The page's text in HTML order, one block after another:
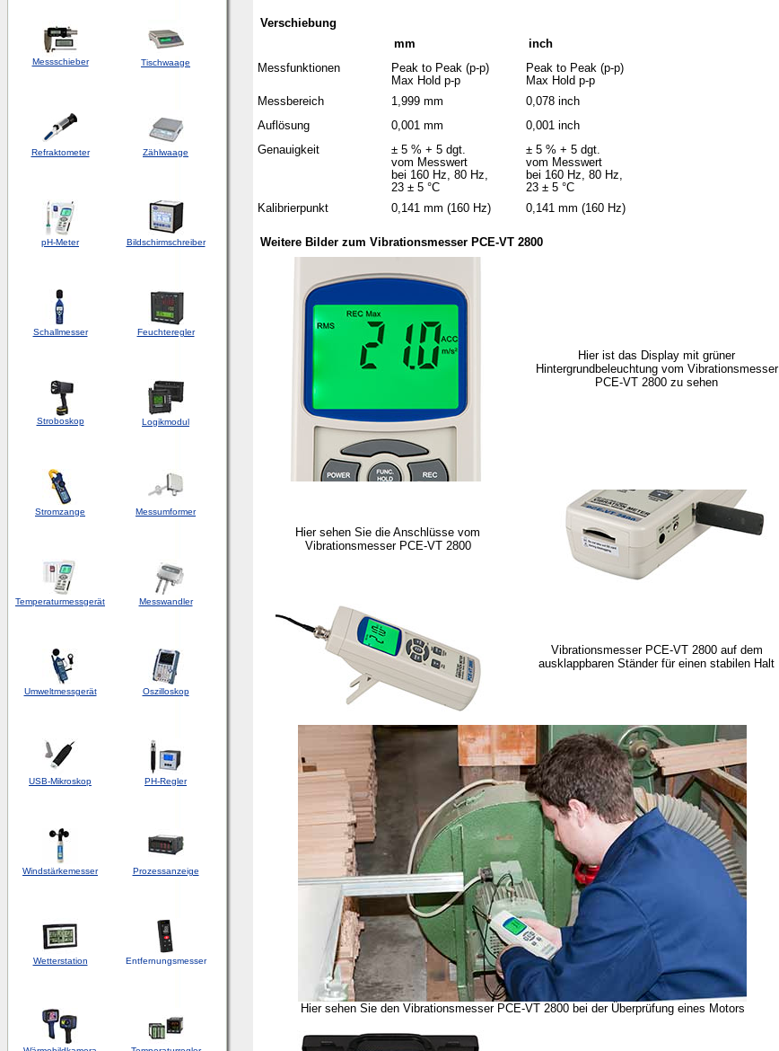
Messschieber Tischwaage
Refraktometer Zählwaage
pH-Meter Bildschirmschreiber
Schallmesser Feuchteregler
Stroboskop Logikmodul
Stromzange Messumformer
Temperaturmessgerät Messwandler
Umweltmessgerät Oszilloskop
USB-Mikroskop PH-Regler
Windstärkemesser Prozessanzeige
Wetterstation Entfernungsmesser
Verschiebung
mm
inch
Messfunktionen
Peak to Peak (p-p)
Max Hold p-p
Peak to Peak (p-p)
Max Hold p-p
Messbereich
1,999 mm
0,078 inch
Auflösung
0,001 mm
0,001 inch
Genauigkeit
± 5 % + 5 dgt.
vom Messwert
bei 160 Hz, 80 Hz,
23 ± 5 °C
± 5 % + 5 dgt.
vom Messwert
bei 160 Hz, 80 Hz,
23 ± 5 °C
Kalibrierpunkt
0,141 mm (160 Hz) 0,141 mm (160 Hz)
Weitere Bilder zum Vibrationsmesser PCE-VT 2800
Hier ist das Display mit grüner
Hintergrundbeleuchtung vom Vibrationsmesser
PCE-VT 2800 zu sehen
Hier sehen Sie die Anschlüsse vom
Vibrationsmesser PCE-VT 2800
VibrationsmesserPCE-VT 2800 auf dem
ausklappbaren Ständer für einen stabilen Halt
Hier sehen Sie den Vibrationsmesser PCE-VT 2800 bei der Überprüfung eines Motors